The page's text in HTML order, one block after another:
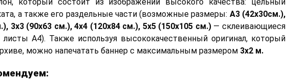
а также его раздельные части (возможные размеры: А3 (42х30см.),
3х3 (90х63 см.), 4х4 (120х84 см.), 5х5 (150х105 см.) — склеивающиеся
А4). Также используя высококачественный оригинал, который
можно напечатать баннер с максимальным размером 3х2 м.